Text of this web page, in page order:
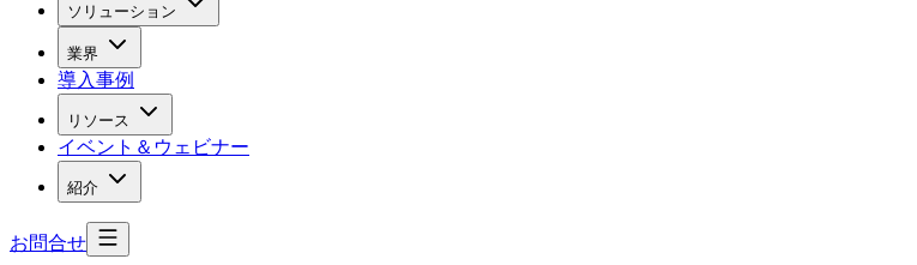
ソリューション
業界
導入事例
リソース
イベント＆ウェビナー
紹介
お問合せ